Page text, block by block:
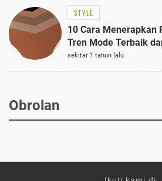
STYLE
10 Cara Menerapkan
Tren Mode Terbaik
sekitar 1 tahun lalu
Obrolan